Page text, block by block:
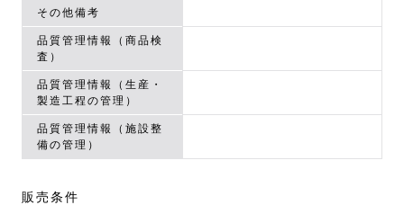
その他備考
品質管理情報（商品検
査）
品質管理情報（生産・
製造工程の管理）
品質管理情報（施設整
備の管理）
販売条件